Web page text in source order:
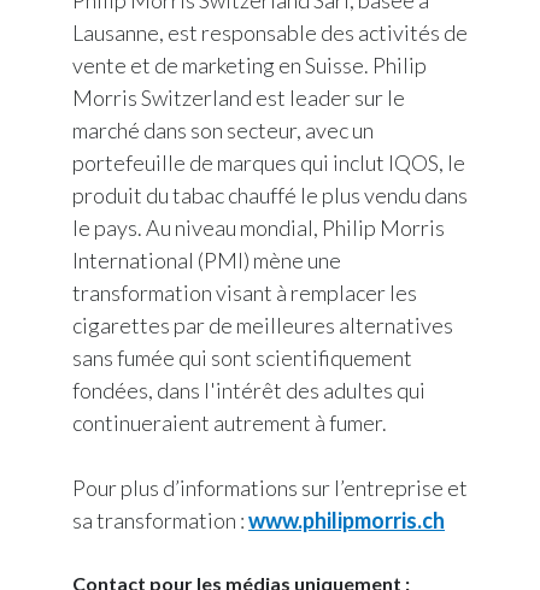
Lausanne, est responsable des activités de
vente et de marketing en Suisse. Philip
Morris Switzerland est leader sur le
marché dans son secteur, avec un
portefeuille de marques qui inclut IQOS, le
produit du tabac chauffé le plus vendu dans
le pays. Au niveau mondial, Philip Morris
International (PMI) mène une
transformation visant à remplacer les
cigarettes par de meilleures alternatives
sans fumée qui sont scientifiquement
fondées, dans l'intérêt des adultes qui
continueraient autrement à fumer.
Pour plus d’informations sur l’entreprise et
sa transformation :www.philipmorris.ch
Contact pour les médias uniquement :